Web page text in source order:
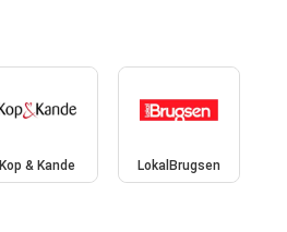
Kop & Kande LokalBrugsen